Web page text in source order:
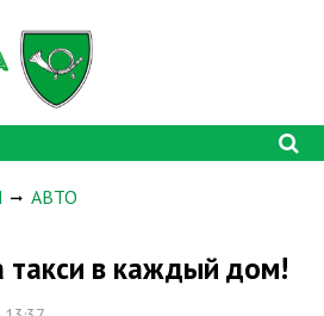
АВТО
такси в каждый дом!